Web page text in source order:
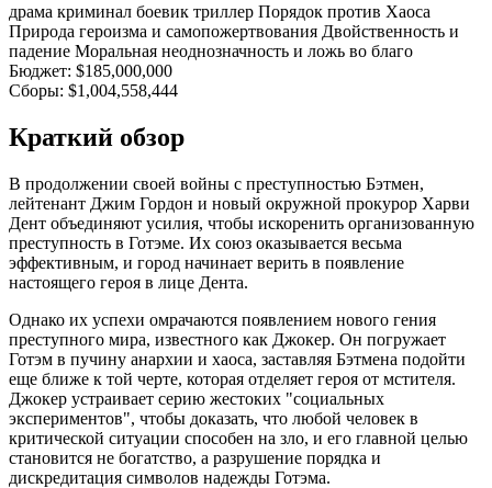
драма криминал боевик триллер Порядок против Хаоса
Природа героизма и самопожертвования Двойственность и
падение Моральная неоднозначность и ложь во благо
Бюджет: $185,000,000
Сборы: $1,004,558,444
Краткий обзор
В продолжении своей войны с преступностью Бэтмен,
лейтенант Джим Гордон и новый окружной прокурор Харви
Дент объединяют усилия, чтобы искоренить организованную
преступность в Готэме. Их союз оказывается весьма
эффективным, и город начинает верить в появление
настоящего героя в лице Дента.
Однако их успехи омрачаются появлением нового гения
преступного мира, известного как Джокер. Он погружает
Готэм в пучину анархии и хаоса, заставляя Бэтмена подойти
еще ближе к той черте, которая отделяет героя от мстителя.
Джокер устраивает серию жестоких "социальных
экспериментов", чтобы доказать, что любой человек в
критической ситуации способен на зло, и его главной целью
становится не богатство, а разрушение порядка и
дискредитация символов надежды Готэма.